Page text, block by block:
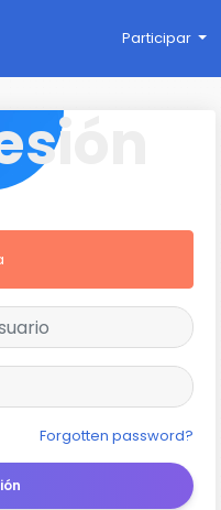
Participar
Forgotten password?